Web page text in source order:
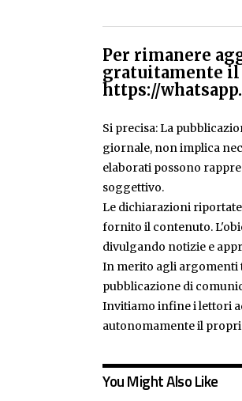
Per rimanere
gratuitamente il
https://
Si precisa: La
giornale, non implica
elaborati possono
soggettivo.
Le dichiarazioni
fornito il contenuto.
divulgando notizie e
In merito agli argomenti
pubblicazione di
Invitiamo infine i lettori
autonomamente il
You Might Also Like